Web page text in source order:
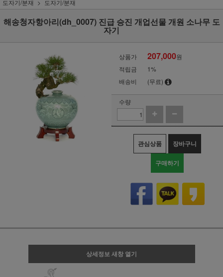
도자기/분재 도자기/분재
해송청자항아리(dh_0007) 진급 승진 개업선물 개원 소나무 도
자기
상품가 207,000원
적립금
1%
배송비
(무료)
수량
관심상품 장바구니
구매하기
상세정보 새창 열기